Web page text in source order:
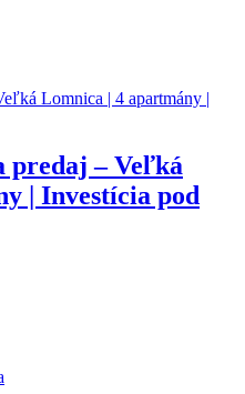
predaj – Veľká
| Investícia pod